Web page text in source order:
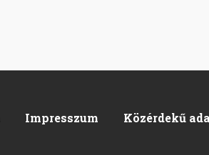
Impresszum Közérdekű